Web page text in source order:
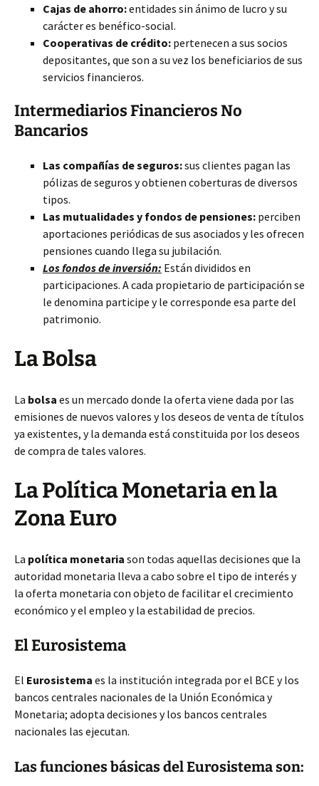
Cajas de ahorro:entidades sin ánimo de lucro y su
carácter es benéfico-social.
Cooperativas de crédito: pertenecen a sus socios
depositantes, que son a su vez los beneficiarios de sus
servicios financieros.
Intermediarios Financieros No
Bancarios
Las compañías de seguros:sus clientes pagan las
pólizas de seguros y obtienen coberturas de diversos
tipos.
Las mutualidades y fondos de pensiones: perciben
aportaciones periódicas de sus asociados y les ofrecen
pensiones cuando llega su jubilación.
Los fondos de inversión: Están divididos en
participaciones. A cada propietario de participación se
le denomina participe y le corresponde esa parte del
patrimonio.
La Bolsa
La bolsa es un mercado donde la oferta viene dada por las
emisiones de nuevos valores y los deseos de venta de títulos
ya existentes, y la demanda está constituida por los deseos
de compra de tales valores.
La Política Monetaria en la
Zona Euro
La política monetaria son todas aquellas decisiones que la
autoridad monetaria lleva a cabo sobre el tipo de interés y
la oferta monetaria con objeto de facilitar el crecimiento
económico y el empleo y la estabilidad de precios.
El Eurosistema
El Eurosistema es la institución integrada por el BCE y los
bancos centrales nacionales de la Unión Económica y
Monetaria; adopta decisiones y los bancos centrales
nacionales las ejecutan.
Las funciones básicas del Eurosistema son: